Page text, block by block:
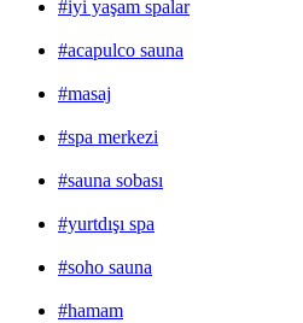
#iyi yaşam spalar
#acapulco sauna
#masaj
#spa merkezi
#sauna sobası
#yurtdışı spa
#soho sauna
#hamam